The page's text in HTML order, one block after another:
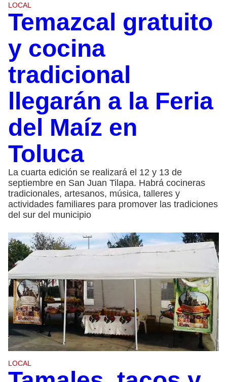
LOCAL
Temazcal gratuito
y cocina
tradicional
llegarán a la Feria
del Maíz en
Toluca
La cuarta edición se realizará el 12 y 13 de
septiembre en San Juan Tilapa. Habrá cocineras
tradicionales, artesanos, música, talleres y
actividades familiares para promover las tradiciones
del sur del municipio
LOCAL